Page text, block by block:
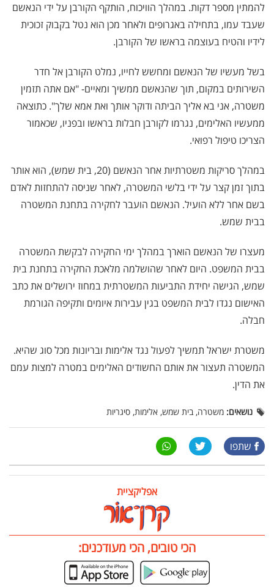
להמתין מספר דקות. במהלך הוויכוח, הותקף הקורבן על ידי הנאשם
שעבד עמו, בתחילה באגרופים ולאחר מכן הוא נטל בקבוק זכוכית
לידיו והטיח בעוצמה בראשו של הקורבן.
בשל מעשיו של הנאשם ומחשש לחייו, נמלט הקורבן אל חדר
השירותים במקום, תוך שהנאשם ממשיך ומאיים- "אם אתה תזמין
משטרה, אני בא אליך הביתה ודוקר אותך ואת אמא שלך". כתוצאה
ממעשיו האלימים, נגרמו לקורבן חבלות בראשו ובפניו, שכאמור
הצריכו טיפול רפואי.
במהלך סריקות משטרתיות אחר הנאשם (20, בית שמש), הוא אותר
בתוך זמן קצר על ידי בלשי המשטרה, לאחר שניסה להתחזות לאדם
בשם אחר ללא הועיל. הנאשם הועבר לחקירה בתחנת המשטרה
בבית שמש.
מעצרו של הנאשם הוארך במהלך ימי החקירה לבקשת המשטרה
בבית המשפט. היום לאחר שהושלמה מלאכת החקירה בתחנת בית
שמש, הגישה יחידת התביעות המשטרתית במחוז ירושלים את כתב
האישום נגדו לבית המשפט בגין עבירות איומים ותקיפה הגורמת
חבלה.
משטרת ישראל תמשיך לפעול נגד אלימות ובריונות מכל סוג שהיא.
המשטרה תעצור את אותם החשודים האלימים במטרה למצות עמם
את הדין.
נושאים: משטרה, בית שמש, אלימות, סיגריות
שתפו
אפליקציית
הכי טובים, הכי מעודכנים: